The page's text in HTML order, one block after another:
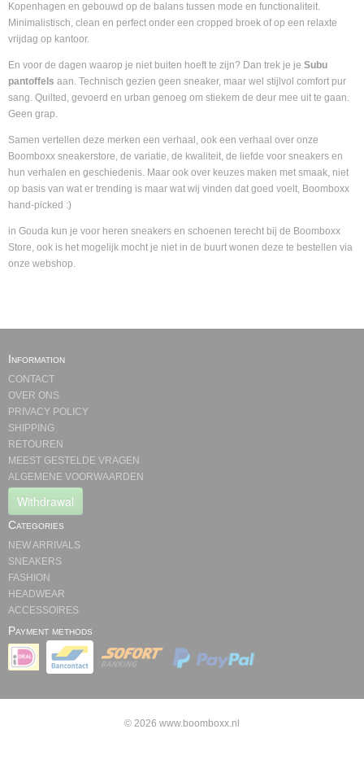
Kopenhagen en gebouwd op de balans tussen mode en functionaliteit.
Minimalistisch, clean en perfect onder een cropped broek of op een relaxte
vrijdag op kantoor.
En voor de dagen waarop je niet buiten hoeft te zijn? Dan trek je je Subu
pantoffels aan. Technisch gezien geen sneaker, maar wel stijlvol comfort pur
sang. Quilted, gevoerd en urban genoeg om stiekem de deur mee uit te gaan.
Geen grap.
Samen vertellen deze merken een verhaal, ook een verhaal over onze
Boomboxx sneakerstore, de variatie, de kwaliteit, de liefde voor sneakers en
hun verhalen en geschiedenis. Maar ook over keuzes maken met smaak, niet
op basis van wat er trending is maar wat wij vinden dat goed voelt, Boomboxx
hand-picked :)
in Gouda kun je voor heren sneakers en schoenen terecht bij de Boomboxx
Store, ook is het mogelijk mocht je niet in de buurt wonen deze te bestellen via
onze webshop.
Information
CONTACT
OVER ONS
PRIVACY POLICY
SHIPPING
RETOUREN
MEEST GESTELDE VRAGEN
ALGEMENE VOORWAARDEN
Withdrawal
Categories
NEW ARRIVALS
SNEAKERS
FASHION
HEADWEAR
ACCESSOIRES
Payment methods
© 2026 www.boomboxx.nl